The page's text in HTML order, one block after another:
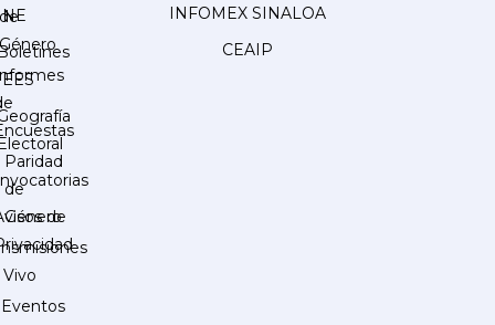
de
de
Género
Paridad
de
Género
Eventos
INFOMEX SINALOA
CEAIP